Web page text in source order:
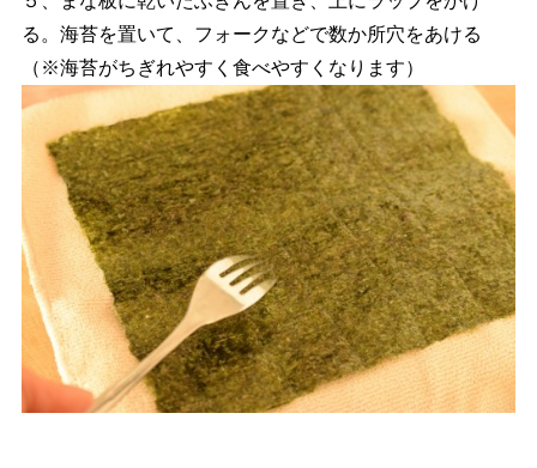
る。海苔を置いて、フォークなどで数か所穴をあける
（※海苔がちぎれやすく食べやすくなります）